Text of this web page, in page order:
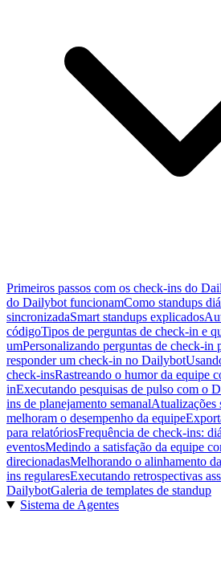
Primeiros passos com os check-ins do
do Dailybot funcionamComo standups
sincronizadaSmart standups explicados
códigoTipos de perguntas de check-in e
umPersonalizando perguntas de check-in
responder um check-in no Dailybot
check-insRastreando o humor da equipe
inExecutando pesquisas de pulso com o
ins de planejamento semanalAtualizações
melhoram o desempenho da equipe
para relatóriosFrequência de check-ins:
eventosMedindo a satisfação da equipe
direcionadasMelhorando o alinhamento
ins regularesExecutando retrospectivas
DailybotGaleria de templates de standup
Sistema de Agentes